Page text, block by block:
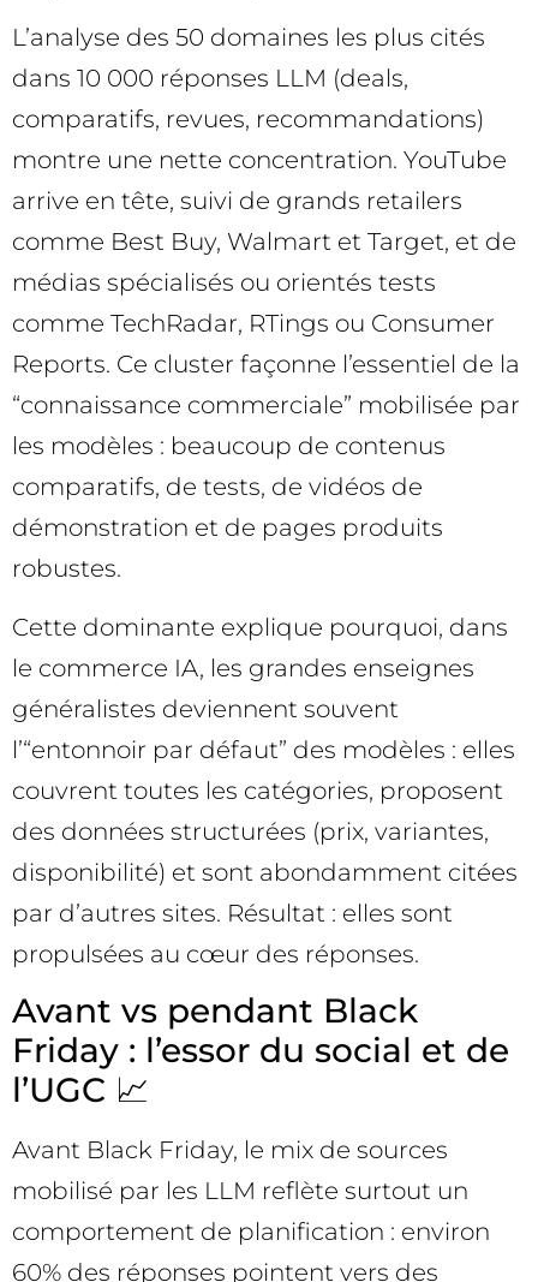
L’analyse des 50 domaines les plus cités
dans 10 000 réponses LLM (deals,
comparatifs, revues, recommandations)
montre une nette concentration. YouTube
arrive en tête, suivi de grands retailers
comme Best Buy, Walmart et Target, et de
médias spécialisés ou orientés tests
comme TechRadar, RTings ou Consumer
Reports. Ce cluster façonne l’essentiel de la
“connaissance commerciale” mobilisée par
les modèles : beaucoup de contenus
comparatifs, de tests, de vidéos de
démonstration et de pages produits
robustes.
Cette dominante explique pourquoi, dans
le commerce IA, les grandes enseignes
généralistes deviennent souvent
l’“entonnoir par défaut” des modèles : elles
couvrent toutes les catégories, proposent
des données structurées (prix, variantes,
disponibilité) et sont abondamment citées
par d’autres sites. Résultat : elles sont
propulsées au cœur des réponses.
Avant vs pendant Black
Friday : l’essor du social et de
l’UGC 📈
Avant Black Friday, le mix de sources
mobilisé par les LLM reflète surtout un
comportement de planification : environ
60% des réponses pointent vers des